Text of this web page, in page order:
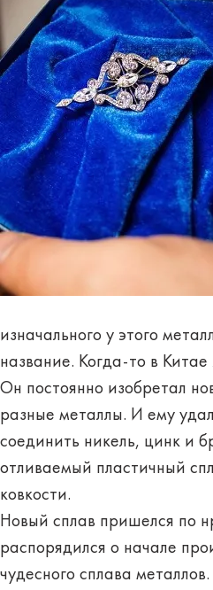
изначального у этого
название. Когда-то в
Он постоянно изобретал
разные металлы. И ему
соединить никель, цинк и
отливаемый пластичный
ковкости.
Новый сплав пришелся по
распорядился о начале
чудесного сплава